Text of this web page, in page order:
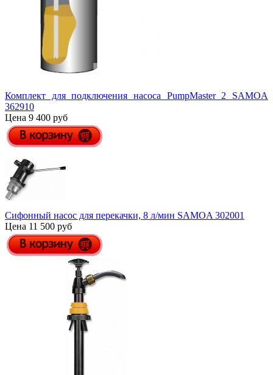
Комплект для подключения насоса PumpMaster 2 SAMOA
362910
Цена 9 400 руб
Сифонный насос для перекачки, 8 л/мин SAMOA 302001
Цена 11 500 руб